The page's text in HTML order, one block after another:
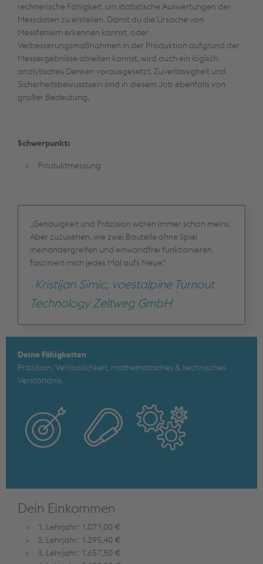
rechnerische Fähigkeit, um statistische Auswertungen der
Messdaten zu erstellen. Damit du die Ursache von
Messfehlern erkennen kannst, oder
Verbesserungsmaßnahmen in der Produktion aufgrund der
Messergebnisse ableiten kannst, wird auch ein logisch
analytisches Denken vorausgesetzt. Zuverlässigkeit und
Sicherheitsbewusstsein sind in diesem Job ebenfalls von
großer Bedeutung.
Schwerpunkt:
Produktmessung
„Genauigkeit und Präzision waren immer schon meins.
Aber zuzusehen, wie zwei Bauteile ohne Spiel
ineinandergreifen und einwandfrei funktionieren,
fasziniert mich jedes Mal aufs Neue.“
- Kristijan Simic, voestalpine Turnout
Technology Zeltweg GmbH
Deine Fähigkeiten
Präzision, Verlässlichkeit, mathematisches & technisches
Verständnis
Dein Einkommen
1. Lehrjahr: 1.071,00 €
2. Lehrjahr: 1.295,40 €
3. Lehrjahr: 1.657,50 €